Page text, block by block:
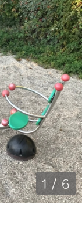
1 / 6